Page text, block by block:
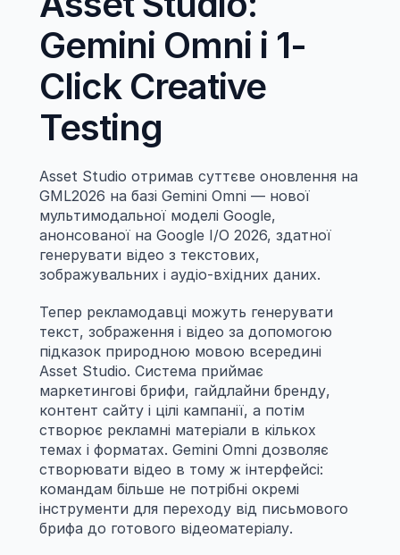
Gemini Omni і 1-
Click Creative
Testing
Asset Studio отримав суттєве оновлення на
GML2026 на базі Gemini Omni — нової
мультимодальної моделі Google,
анонсованої на Google I/O 2026, здатної
генерувати відео з текстових,
зображувальних і аудіо-вхідних даних.
Тепер рекламодавці можуть генерувати
текст, зображення і відео за допомогою
підказок природною мовою всередині
Asset Studio. Система приймає
маркетингові брифи, гайдлайни бренду,
контент сайту і цілі кампанії, а потім
створює рекламні матеріали в кількох
темах і форматах. Gemini Omni дозволяє
створювати відео в тому ж інтерфейсі:
командам більше не потрібні окремі
інструменти для переходу від письмового
брифа до готового відеоматеріалу.